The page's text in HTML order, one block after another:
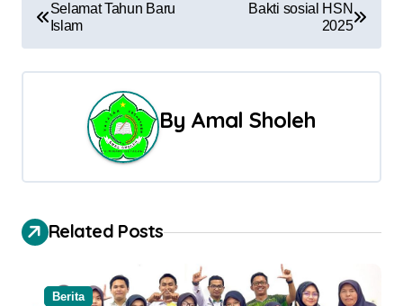
a
v
a
s
Selamat Tahun Baru
Islam
Bakti sosial HSN
2025
By Amal Sholeh
Related Posts
Berita